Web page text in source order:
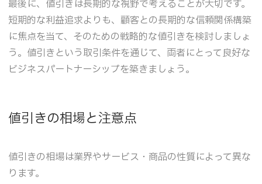
最後に、値引きは長期的な視野で考えることが大切です。
短期的な利益追求よりも、顧客との長期的な信頼関係構築
に焦点を当て、そのための戦略的な値引きを検討しましょ
う。値引きという取引条件を通じて、両者にとって良好な
ビジネスパートナーシップを築きましょう。
値引きの相場と注意点
値引きの相場は業界やサービス・商品の性質によって異な
ります。